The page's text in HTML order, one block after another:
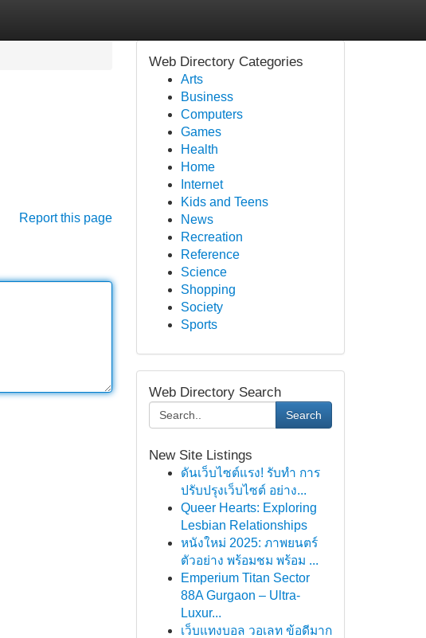
Report this page
Web Directory Categories
Arts
Business
Computers
Games
Health
Home
Internet
Kids and Teens
News
Recreation
Reference
Science
Shopping
Society
Sports
Web Directory Search
Search
New Site Listings
ดันเว็บไซต์แรง! รับทำ การ
ปรับปรุงเว็บไซต์ อย่าง...
Queer Hearts: Exploring
Lesbian Relationships
หนังใหม่ 2025: ภาพยนตร์
ตัวอย่าง พร้อมชม พร้อม ...
Emperium Titan Sector
88A Gurgaon – Ultra-
Luxur...
เว็บแทงบอล วอเลท ข้อดีมาก